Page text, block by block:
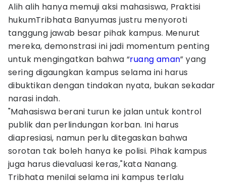
Alih alih hanya memuji aksi mahasiswa, Praktisi
hukumTribhata Banyumas justru menyoroti
tanggung jawab besar pihak kampus. Menurut
mereka, demonstrasi ini jadi momentum penting
untuk mengingatkan bahwa “ruang aman” yang
sering digaungkan kampus selama ini harus
dibuktikan dengan tindakan nyata, bukan sekadar
narasi indah.
"Mahasiswa berani turun ke jalan untuk kontrol
publik dan perlindungan korban. Ini harus
diapresiasi, namun perlu ditegaskan bahwa
sorotan tak boleh hanya ke polisi. Pihak kampus
juga harus dievaluasi keras,"kata Nanang.
Tribhata menilai selama ini kampus terlalu